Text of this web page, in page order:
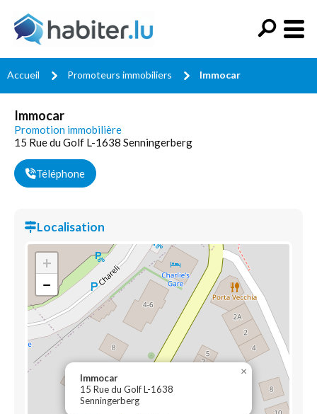
Accueil Promoteurs immobiliers Immocar
Immocar
Promotion immobilière
15 Rue du Golf L-1638 Senningerberg
Téléphone
Localisation
Immocar
15 Rue du Golf L-1638
Senningerberg
×
+
−